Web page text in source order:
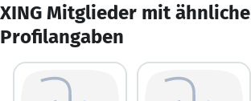
XING Mitglieder mit
Profilangaben